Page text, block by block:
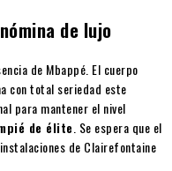
de lujo
de Mbappé. El cuerpo
con total seriedad este
para mantener el nivel
de élite . Se espera que el
de Clairefontaine